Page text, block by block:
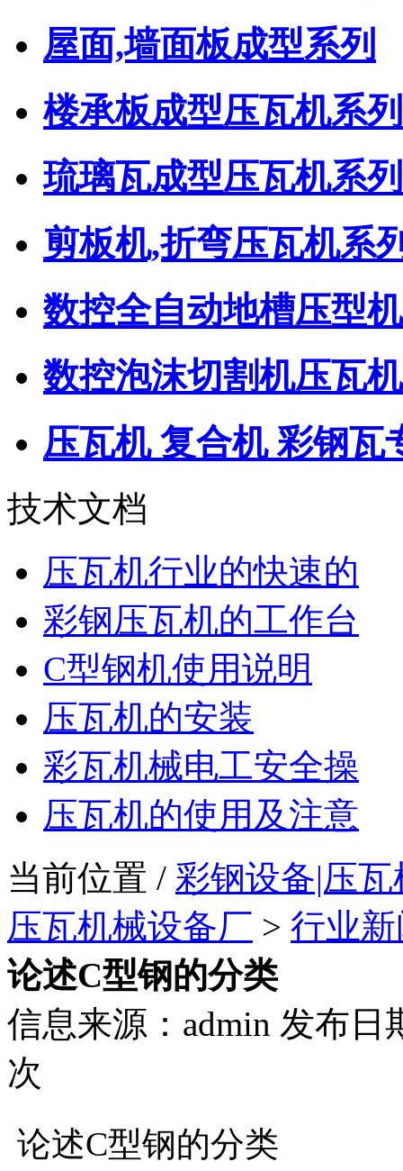
屋面,墙面板成型系列
楼承板成型压瓦机系列
琉璃瓦成型压瓦机系列
剪板机,折弯压瓦机系
数控全自动地槽压型机
数控泡沫切割机压瓦
压瓦机 复合机 彩钢瓦
技术文档
压瓦机行业的快速的
彩钢压瓦机的工作台
C型钢机使用说明
压瓦机的安装
彩瓦机械电工安全操
压瓦机的使用及注意
当前位置 / 彩钢设备|压
压瓦机械设备厂 > 行业
论述C型钢的分类
信息来源：admin 发布
次
论述C型钢的分类